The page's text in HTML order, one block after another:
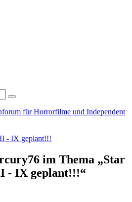
für Horrorfilme und Independent
- IX geplant!!!
im Thema „Star
- IX geplant!!!“